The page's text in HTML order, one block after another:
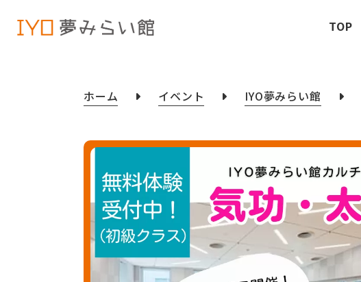
TOP
ホーム イベント IYO夢みらい館